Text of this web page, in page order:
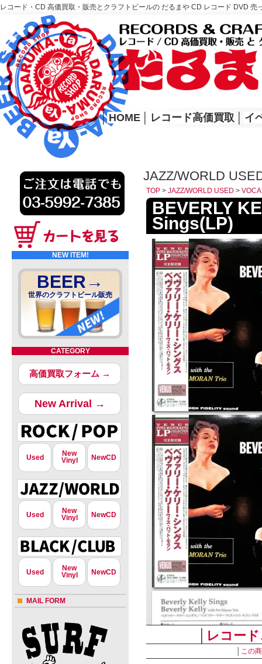
レコード・CD 高価買取・販売とクラフトビールの だるまや CD レコード DVD
レコード高価買取はこちら
HOME
│ HOME レコード高価買取 イ
NEW ITEM!
BEER→
世界のクラフトビール販売
CATEGORY
高価買取フォーム →
New Arrival →
Used
New
Vinyl
NewCD
Used
New
Vinyl
NewCD
Used
New
Vinyl
NewCD
MAIL FORM
JAZZ/WORLD
TOP > JAZZ/WORLD USED >
BEVERLY
Sings(LP)
レコー
この